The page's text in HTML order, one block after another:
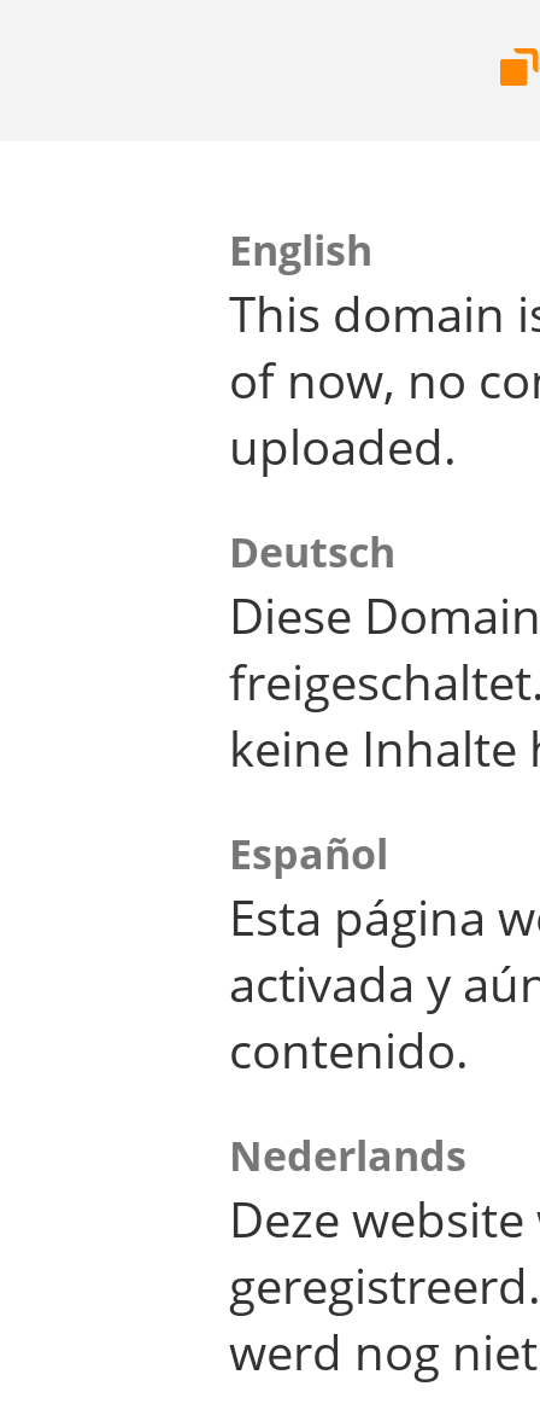
English
This domain
of now, no
uploaded.
Deutsch
Diese
keine Inhalte
Español
Esta página
activada y
contenido.
Nederlands
Deze
werd nog